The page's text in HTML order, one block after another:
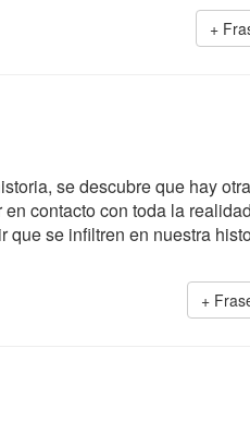
+
se descubre que hay
contacto con toda la
se infiltren en nuestra
+